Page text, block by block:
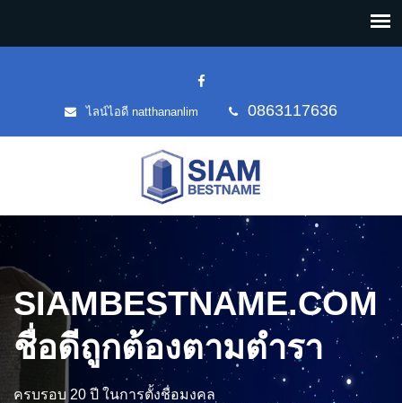
ไลน์ไอดี natthananlim 0863117636
SIAMBESTNAME.COM
ชื่อดีถูกต้องตามตำรา
ครบรอบ 20 ปี ในการตั้งชื่อมงคล